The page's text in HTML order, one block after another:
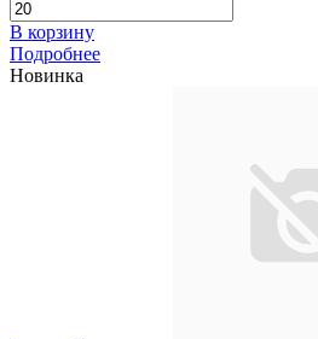
В корзину
Подробнее
Новинка